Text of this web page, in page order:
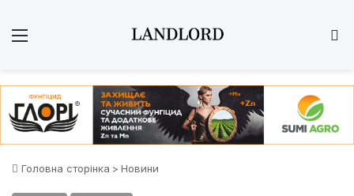
Головна сторінка > Новини